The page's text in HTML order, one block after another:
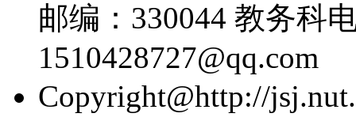
邮编：330044 教务科
1510428727@qq.com
Copyright@http://